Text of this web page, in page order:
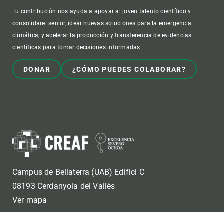
Tu contribución nos ayuda a apoyar al joven talento científico y
consolidarel senior, idear nuevas soluciones para la emergencia
climática, y acelerar la producción y transferencia de evidencias
científicas para tomar decisiones informadas.
DONAR ¿CÓMO PUEDES COLABORAR?
Campus de Bellaterra (UAB) Edifici C
08193 Cerdanyola del Vallès
Ver mapa